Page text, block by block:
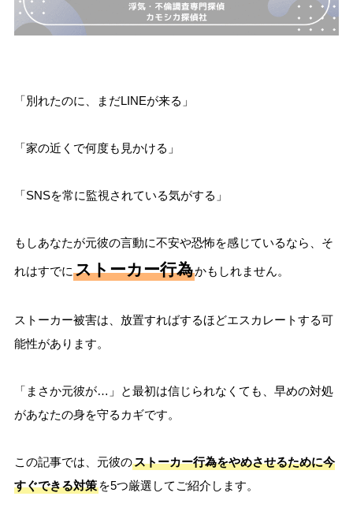
「別れたのに、まだLINEが来る」
「家の近くで何度も見かける」
「SNSを常に監視されている気がする」
もしあなたが元彼の言動に不安や恐怖を感じているなら、そ
れはすでにストーカー行為かもしれません。
ストーカー被害は、放置すればするほどエスカレートする可
能性があります。
「まさか元彼が…」と最初は信じられなくても、早めの対処
があなたの身を守るカギです。
この記事では、元彼のストーカー行為をやめさせるために今
すぐできる対策を5つ厳選してご紹介します。